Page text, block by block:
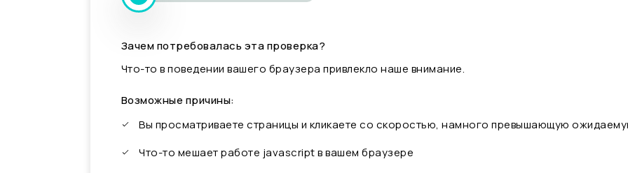
Зачем потребовалась эта проверка?
Что-то в поведении вашего браузера привлекло наше внимание.
Возможные причины:
Вы просматриваете страницы и кликаете со скоростью, намного превышающую
Что-то мешает работе javascript в вашем браузере